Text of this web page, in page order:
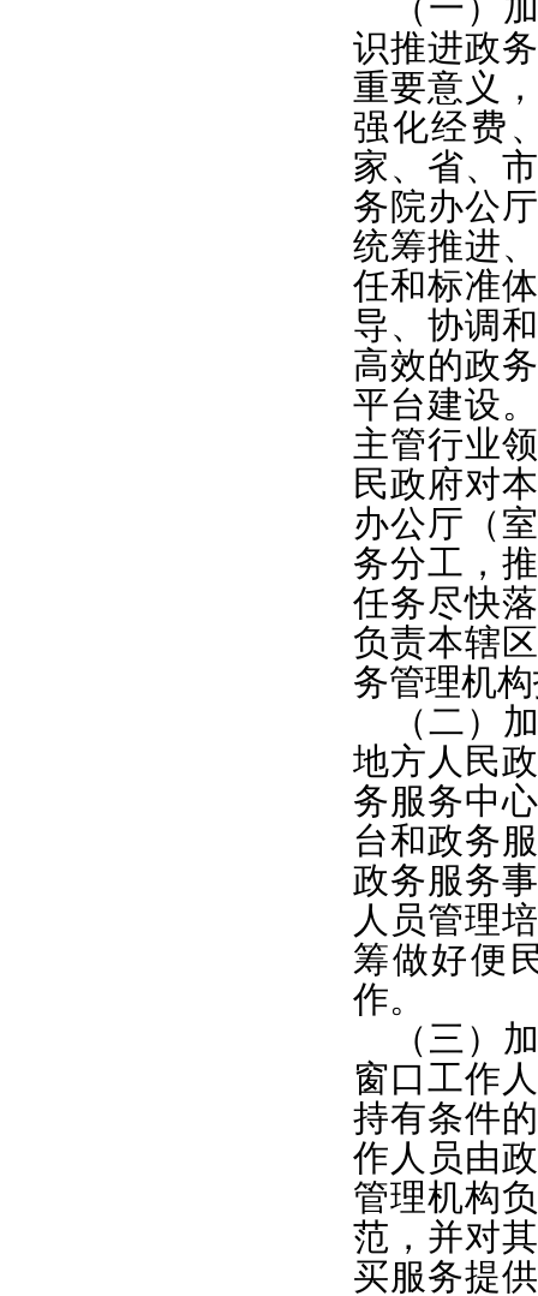
（一）
识推进政
重要意义
强化经费
家、省、
务院办公
统筹推进
任和标准
导、协调
高效的政
平台建设
主管行业
民政府对
办公厅（
务分工，
任务尽快
负责本辖
务管理机
（二）
地方人民
务服务中
台和政务
政务服务
人员管理
筹做好便
作。
（三）
窗口工作
持有条件
作人员由
管理机构
范，并对
买服务提